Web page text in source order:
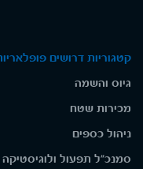
קטגוריות דרושים
גיוס והשמה
מכירות שטח
ניהול כספים
סמנכ"ל תפעול ולוגיסטיקה